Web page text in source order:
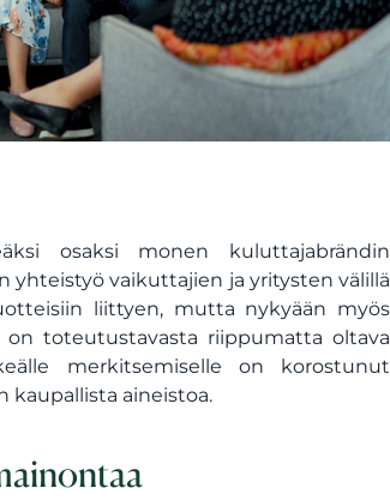
osaksi monen kuluttajabrändin
yhteistyö vaikuttajien ja yritysten välillä
liittyen, mutta nykyään myös
on toteutustavasta riippumatta oltava
merkitsemiselle on korostunut
kaupallista aineistoa.